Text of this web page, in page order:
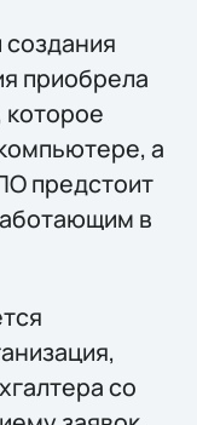
приобрела
а
предстоит
в
со